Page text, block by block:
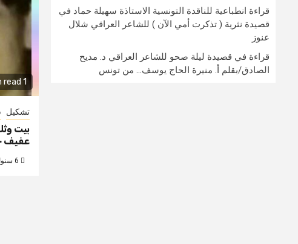
1 min read
تشكيل
بيت
عفيف
قراءة انطباعية للناقدة التونسية الاستاذة سهيلة حماد في
قصيدة نثرية ( تذكرت أمي الآن ) للشاعر العراقي شلال
عنوز
قراءة في قصيدة ليلة صحو للشاعر العراقي د. مديح
الصادق/بقلم أ. منيرة الحاج يوسف… من تونس